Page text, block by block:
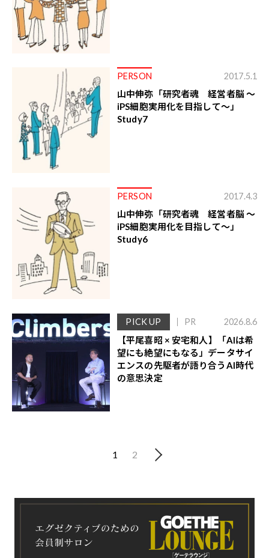
PERSON 2017.5.1
山中伸弥「研究者魂 経営者脳 ～
iPS細胞実用化を目指して～」
Study7
PERSON 2017.4.3
山中伸弥「研究者魂 経営者脳 ～
iPS細胞実用化を目指して～」
Study6
PICK UP PR 2026.8.6
【平尾喜昭 × 安宅和人】「AIは希
望にも絶望にもなる」データサイ
エンスの先駆者が語り合うAI時代
の意思決定
1 2